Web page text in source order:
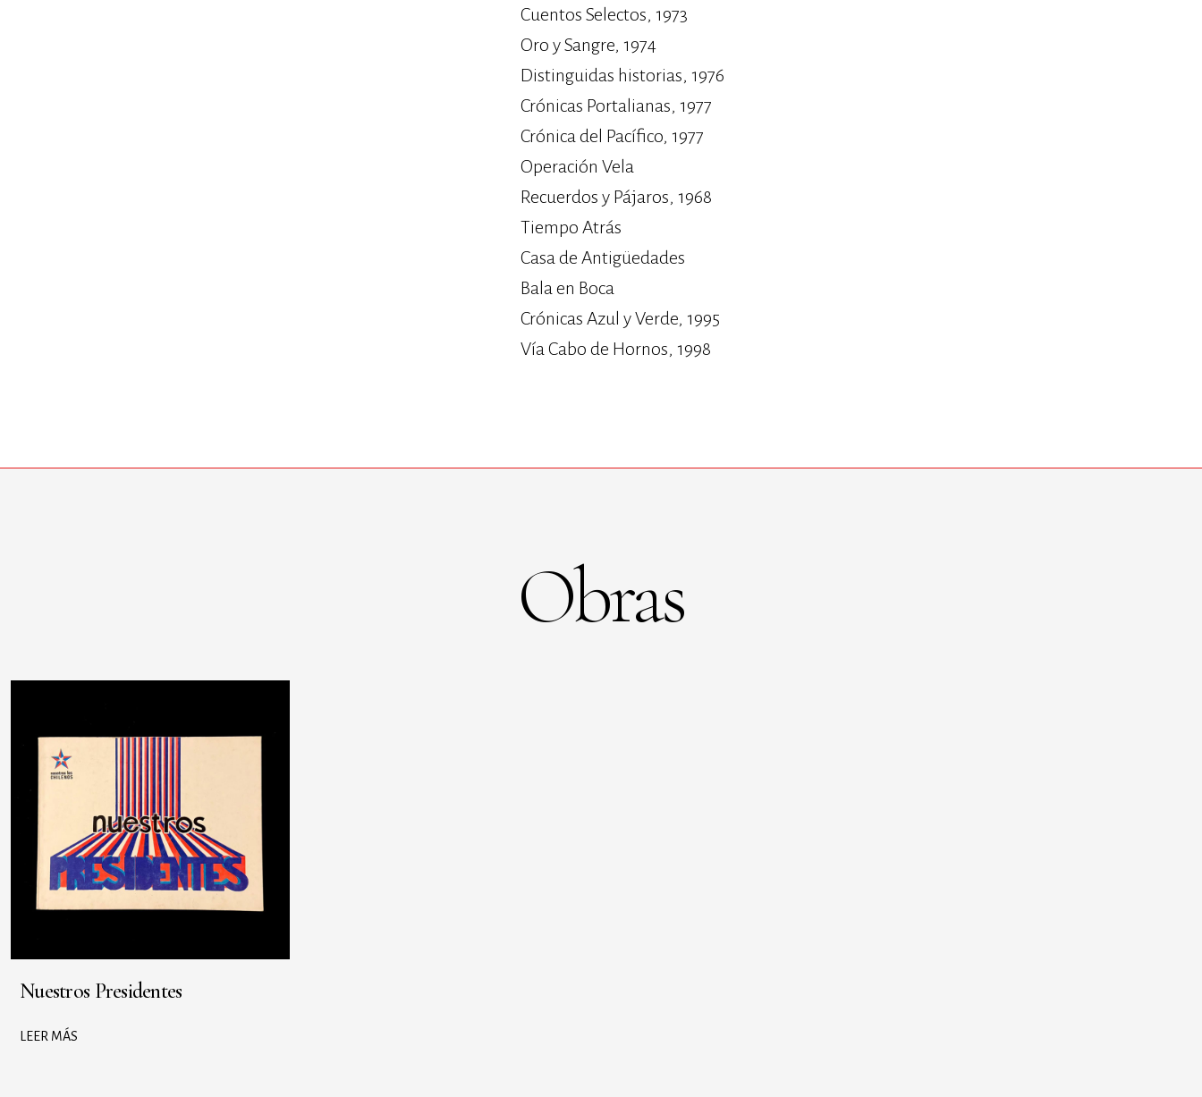
Cuentos Selectos, 1973
Oro y Sangre, 1974
Distinguidas historias, 1976
Crónicas Portalianas, 1977
Crónica del Pacífico, 1977
Operación Vela
Recuerdos y Pájaros, 1968
Tiempo Atrás
Casa de Antigüedades
Bala en Boca
Crónicas Azul y Verde, 1995
Vía Cabo de Hornos, 1998
Obras
Nuestros Presidentes
LEER MÁS